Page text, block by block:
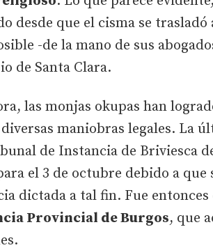
desde que el cisma se
-de la mano de sus
de Santa Clara.
las monjas okupas han
maniobras legales. La
de Instancia de Briviesca
el 3 de octubre debido a
dictada a tal fin. Fue
Provincial de Burgos, que